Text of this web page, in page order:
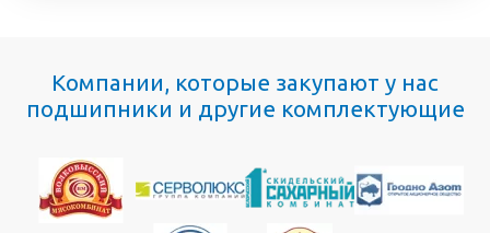
Компании, которые закупают у нас
подшипники и другие комплектующие